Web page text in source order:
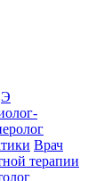
Э
Врач
терапии